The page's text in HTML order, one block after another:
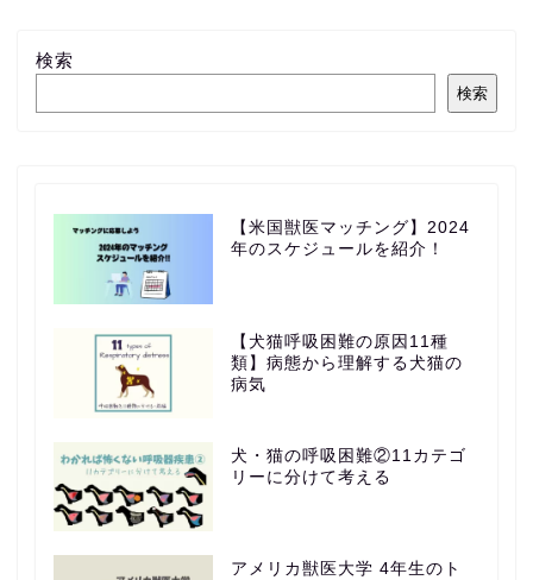
検索
検索
【米国獣医マッチング】2024
年のスケジュールを紹介！
【犬猫呼吸困難の原因11種
類】病態から理解する犬猫の
病気
犬・猫の呼吸困難②11カテゴ
リーに分けて考える
アメリカ獣医大学 4年生のト